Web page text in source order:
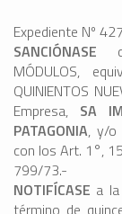
Expediente Nº
SANCIÓNASE
MÓDULOS,
QUINIENTOS
Empresa, SA
PATAGONIA, y/o
con los Art. 1°,
799/73.-
NOTIFÍCASE a